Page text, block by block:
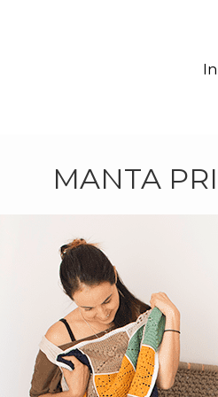
MANTA